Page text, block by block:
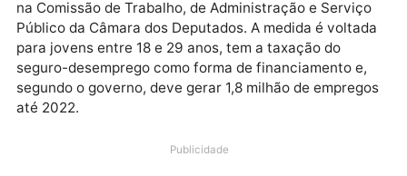
A proposta do governo de criar a carteira de
Verde e Amarela dividiu opiniões em debate hoje (11)
na Comissão de Trabalho, de Administração e
Público da Câmara dos Deputados. A medida é